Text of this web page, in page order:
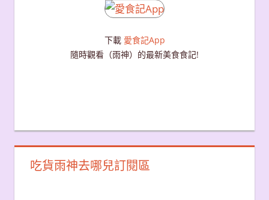
下載 愛食記App
隨時觀看（雨神）的最新美食食記!
吃貨雨神去哪兒訂閱區